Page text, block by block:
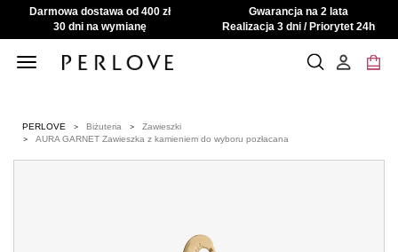
Darmowa dostawa od 400 zł
Gwarancja na 2 lata
30 dni na wymianę
Realizacja 3 dni / Priorytet 24h
Toggle
PERLOVE Biżuteria
Zawieszki
AURA GARNET Zawieszka z kamieniem do wyboru pozłacana